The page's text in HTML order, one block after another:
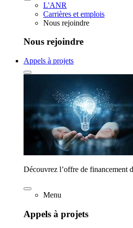
L'ANR
Carrières et emplois
Nous rejoindre
Nous rejoindre
Appels à projets
Découvrez l’offre de financement
Menu
Appels à projets